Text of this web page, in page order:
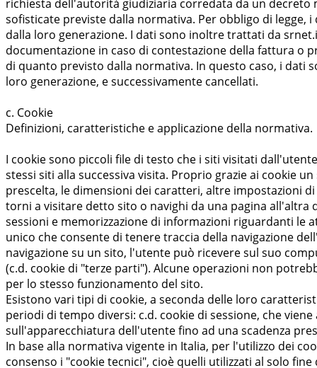
richiesta dell'autorità giudiziaria corredata da un
sofisticate previste dalla normativa. Per obbligo di
dalla loro generazione. I dati sono inoltre trattati da
documentazione in caso di contestazione della fattura o
di quanto previsto dalla normativa. In questo caso, i dati
loro generazione, e successivamente cancellati.
c. Cookie
Definizioni, caratteristiche e applicazione della normativa.
I cookie sono piccoli file di testo che i siti visitati
stessi siti alla successiva visita. Proprio grazie ai cookie
prescelta, le dimensioni dei caratteri, altre impostazioni
torni a visitare detto sito o navighi da una pagina
sessioni e memorizzazione di informazioni riguardanti le
unico che consente di tenere traccia della navigazione
navigazione su un sito, l'utente può ricevere sul suo
(c.d. cookie di "terze parti"). Alcune operazioni non
per lo stesso funzionamento del sito.
Esistono vari tipi di cookie, a seconda delle loro
periodi di tempo diversi: c.d. cookie di sessione, che
sull'apparecchiatura dell'utente fino ad una scadenza
In base alla normativa vigente in Italia, per l'utilizzo dei
consenso i "cookie tecnici", cioè quelli utilizzati al solo